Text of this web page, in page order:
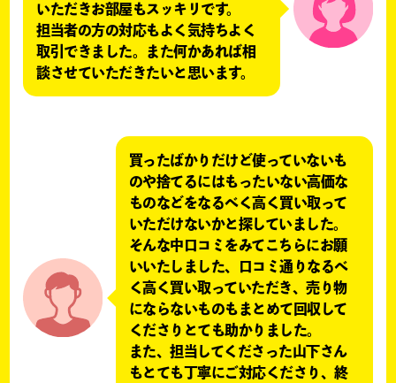
いただきお部屋もスッキリです。
担当者の方の対応もよく気持ちよく
取引できました。また何かあれば相
談させていただきたいと思います。
買ったばかりだけど使っていないも
のや捨てるにはもったいない高価な
ものなどをなるべく高く買い取って
いただけないかと探していました。
そんな中口コミをみてこちらにお願
いいたしました、口コミ通りなるべ
く高く買い取っていただき、売り物
にならないものもまとめて回収して
くださりとても助かりました。
また、担当してくださった山下さん
もとても丁寧にご対応くださり、終